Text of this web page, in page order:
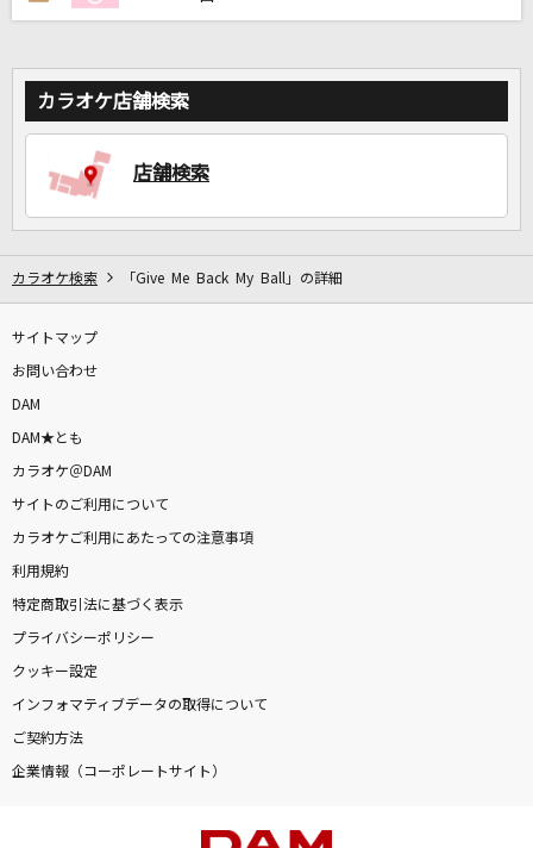
家族や友達と一緒に！練習にも！
カラオケ店舗検索
店舗検索
カラオケ検索 「Give Me Back My Ball」の詳細
サイトマップ
お問い合わせ
DAM
DAM★とも
カラオケ＠DAM
サイトのご利用について
カラオケご利用にあたっての注意事項
利用規約
特定商取引法に基づく表示
プライバシーポリシー
クッキー設定
インフォマティブデータの取得について
ご契約方法
企業情報（コーポレートサイト）